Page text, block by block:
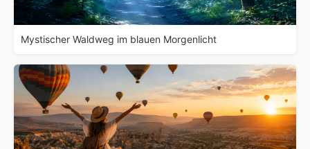
Mystischer Waldweg im blauen Morgenlicht